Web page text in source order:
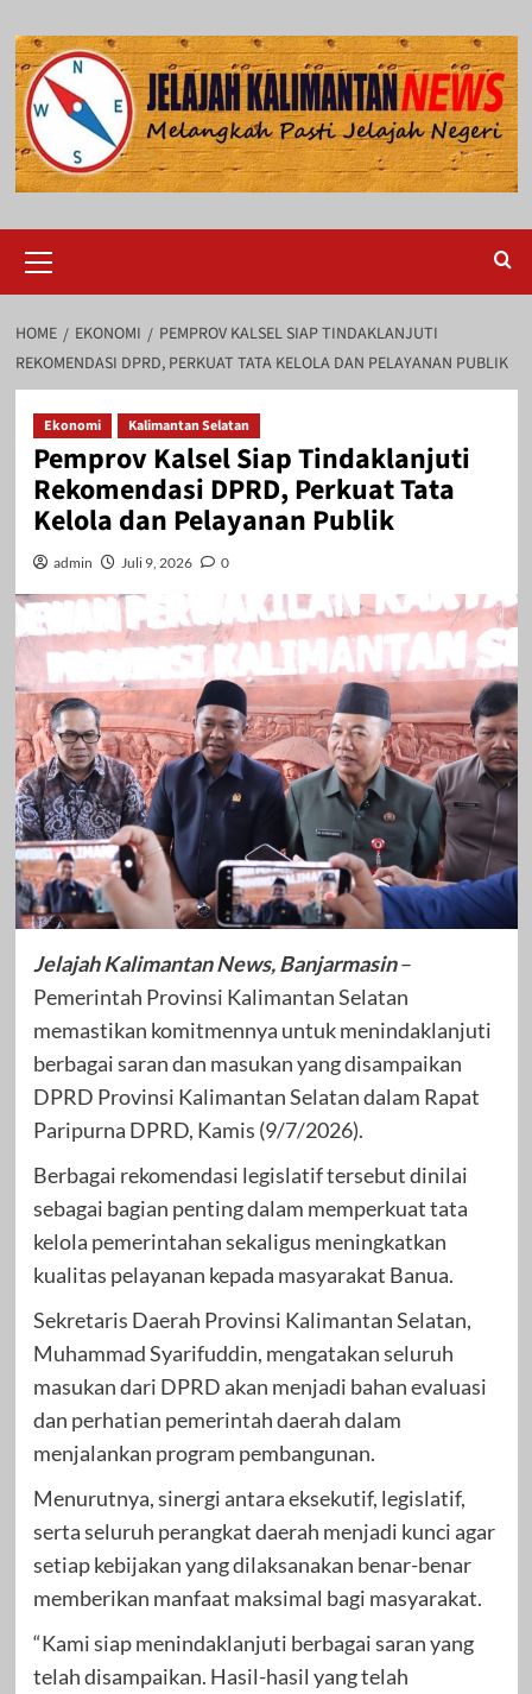
to
content
Menu
HOME EKONOMI
PEMPROV KALSEL SIAP TINDAKLANJUTI
REKOMENDASI DPRD, PERKUAT TATA KELOLA DAN PELAYANAN PUBLIK
Ekonomi Kalimantan Selatan
Pemprov Kalsel Siap Tindaklanjuti
Rekomendasi DPRD, Perkuat Tata
Kelola dan Pelayanan Publik
admin Juli 9, 2026 0
Jelajah Kalimantan News, Banjarmasin–
Pemerintah Provinsi Kalimantan Selatan
memastikan komitmennya untuk menindaklanjuti
berbagai saran dan masukan yang disampaikan
DPRD Provinsi Kalimantan Selatan dalam Rapat
Paripurna DPRD, Kamis (9/7/2026).
Berbagai rekomendasi legislatif tersebut dinilai
sebagai bagian penting dalam memperkuat tata
kelola pemerintahan sekaligus meningkatkan
kualitas pelayanan kepada masyarakat Banua.
Sekretaris Daerah Provinsi Kalimantan Selatan,
Muhammad Syarifuddin, mengatakan seluruh
masukan dari DPRD akan menjadi bahan evaluasi
dan perhatian pemerintah daerah dalam
menjalankan program pembangunan.
Menurutnya, sinergi antara eksekutif, legislatif,
serta seluruh perangkat daerah menjadi kunci agar
setiap kebijakan yang dilaksanakan benar-benar
memberikan manfaat maksimal bagi masyarakat.
“Kami siap menindaklanjuti berbagai saran yang
telah disampaikan. Hasil-hasil yang telah